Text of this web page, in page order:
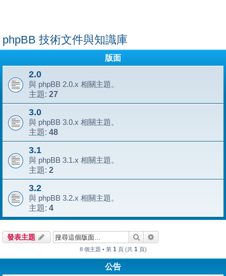
phpBB 技術文件與知識庫
版面
2.0
與 phpBB 2.0.x 相關主題。
主題: 27
3.0
與 phpBB 3.0.x 相關主題。
主題: 48
3.1
與 phpBB 3.1.x 相關主題。
主題: 2
3.2
與 phpBB 3.2.x 相關主題。
主題: 4
發表主題 搜尋
8 個主題 • 第 1 頁 (共 1 頁)
公告